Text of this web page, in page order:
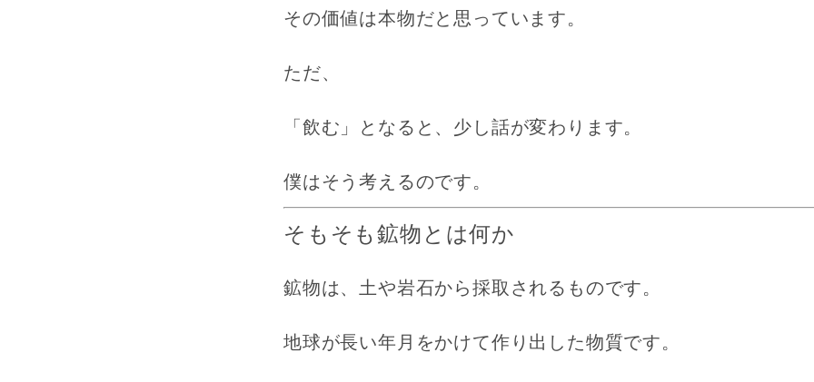
その価値は本物だと思っています。
ただ、
「飲む」となると、少し話が変わります。
僕はそう考えるのです。
そもそも鉱物とは何か
鉱物は、土や岩石から採取されるものです。
地球が長い年月をかけて作り出した物質です。